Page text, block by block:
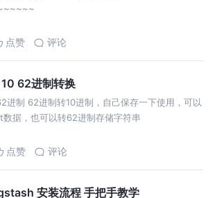
点赞 评论
62进制转换
进制 62进制转10进制，自己保存一下使用，可以
据，也可以转62进制存储字符串
点赞 评论
安装流程 手把手教学